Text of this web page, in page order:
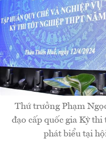
Thứ trưởng Phạm
đạo cấp quốc gia Kỳ
phát biểu tại